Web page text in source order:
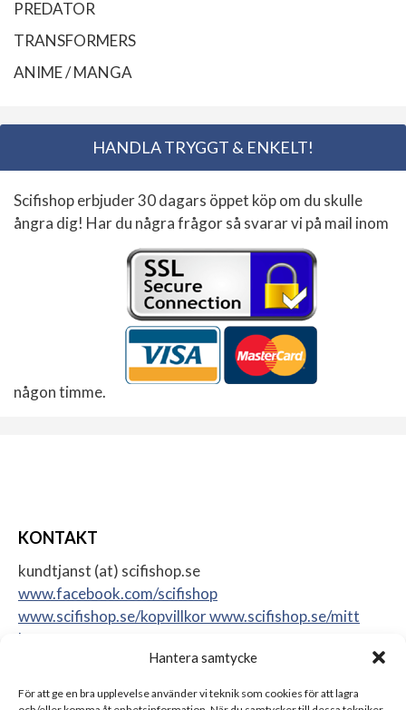
Hantera samtycke
För att ge en bra upplevelse använder vi teknik som cookies för att lagra
PREDATOR
TRANSFORMERS
ANIME / MANGA
HANDLA TRYGGT & ENKELT!
Scifishop erbjuder 30 dagars öppet köp om du skulle
ångra dig! Har du några frågor så svarar vi på mail inom
någon timme.
KONTAKT
kundtjanst (at) scifishop.se
www.facebook.com/scifishop
www.scifishop.se/kopvillkorwww.scifishop.se/mitt
konto